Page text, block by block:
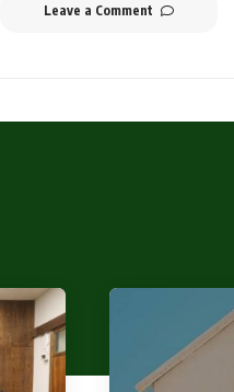
Leave a Comment